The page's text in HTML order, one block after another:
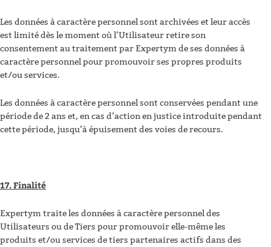
Les données à caractère personnel sont archivées et leur accès
est limité dès le moment où l’Utilisateur retire son
consentement au traitement par Expertym de ses données à
caractère personnel pour promouvoir ses propres produits
et/ou services.
Les données à caractère personnel sont conservées pendant une
période de 2 ans et, en cas d’action en justice introduite pendant
cette période, jusqu’à épuisement des voies de recours.
17. Finalité
Expertym traite les données à caractère personnel des
Utilisateurs ou de Tiers pour promouvoir elle-même les
produits et/ou services de tiers partenaires actifs dans des